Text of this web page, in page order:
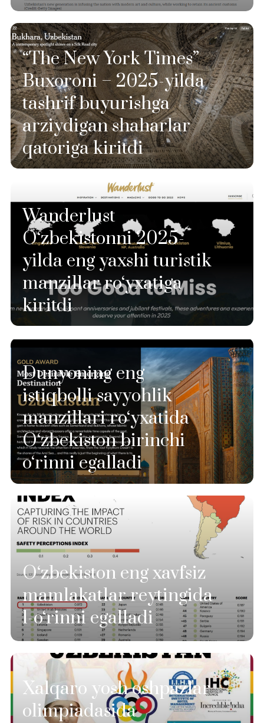
“The New York Times”
Buxoroni – 2025-yilda
tashrif buyurishga
arziydigan shaharlar
qatoriga kiritdi
Wanderlust
O‘zbekistonni 2025-
yilda eng yaxshi turistik
manzillar ro‘yxatiga
kiritdi
Dunyoning eng
istiqbolli sayyohlik
manzillari ro‘yxatida
O‘zbekiston birinchi
o‘rinni egalladi
O‘zbekiston eng xavfsiz
mamlakatlar reytingida
1-o‘rinni egalladi
Xalqaro yosh oshpazlar
olimpiadasida